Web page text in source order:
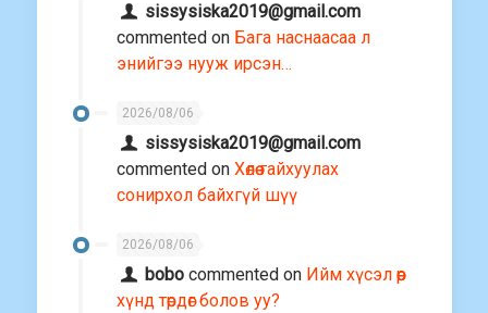
sissysiska2019@gmail.com
commented on Бага наснаасаа л
энийгээ нууж ирсэн…
2026/08/06
sissysiska2019@gmail.com
commented on Хөлөө гайхуулах
сонирхол байхгүй шүү
2026/08/06
bobo commented on Ийм хүсэл өөр
хүнд төрдөг болов уу?